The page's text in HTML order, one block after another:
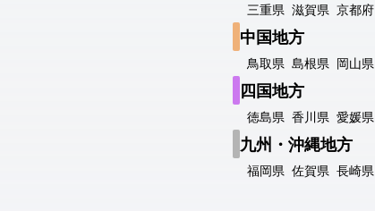
三重県 滋賀県 京都府
中国地方
鳥取県 島根県 岡山県
四国地方
徳島県 香川県 愛媛県
九州・沖縄地方
福岡県 佐賀県 長崎県